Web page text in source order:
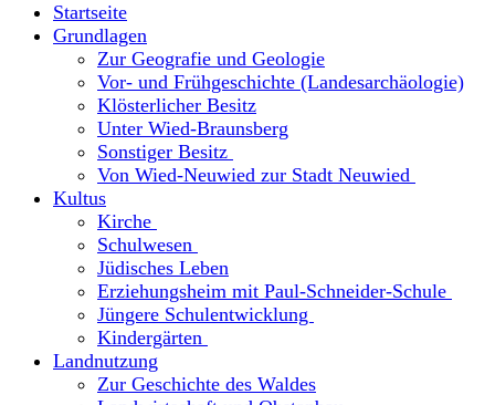
Startseite
Grundlagen
Zur Geografie und Geologie
Vor- und Frühgeschichte (Landesarchäologie)
Klösterlicher Besitz
Unter Wied-Braunsberg
Sonstiger Besitz
Von Wied-Neuwied zur Stadt Neuwied
Kultus
Kirche
Schulwesen
Jüdisches Leben
Erziehungsheim mit Paul-Schneider-Schule
Jüngere Schulentwicklung
Kindergärten
Landnutzung
Zur Geschichte des Waldes